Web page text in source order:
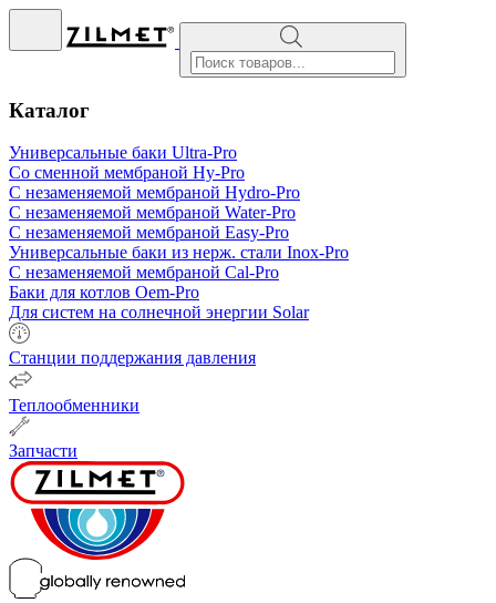
товаров
Каталог
Универсальные баки Ultra-Pro
Со сменной мембраной Hy-Pro
С незаменяемой мембраной Hydro-Pro
С незаменяемой мембраной Water-Pro
С незаменяемой мембраной Easy-Pro
Универсальные баки из нерж. стали Inox-Pro
С незаменяемой мембраной Cal-Pro
Баки для котлов Oem-Pro
Для систем на солнечной энергии Solar
Станции поддержания давления
Теплообменники
Запчасти